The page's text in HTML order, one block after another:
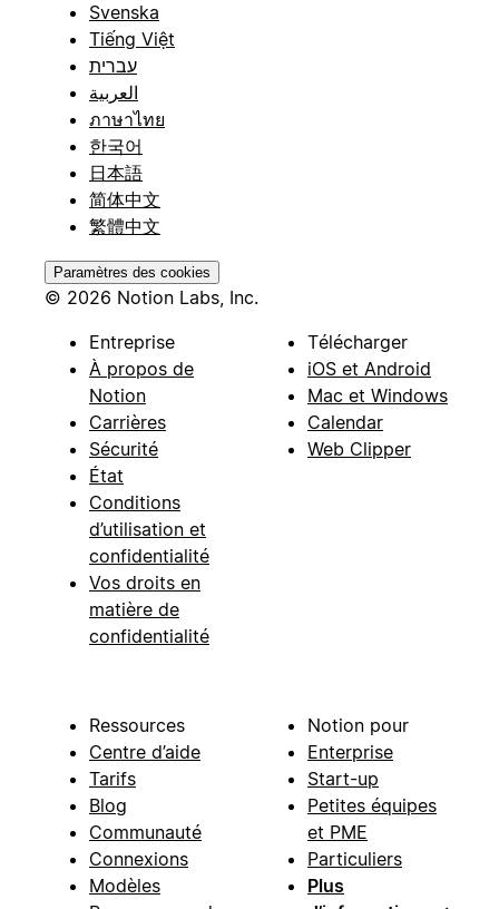
Svenska
Tiếng Việt
עברית
العربية
ภาษาไทย
한국어
日本語
简体中文
繁體中文
Paramètres des cookies
© 2026 Notion Labs, Inc.
Entreprise
À propos de
Notion
Carrières
Sécurité
État
Conditions
d’utilisation et
confidentialité
Vos droits en
matière de
confidentialité
Télécharger
iOS et Android
Mac et Windows
Calendar
Web Clipper
Ressources
Centre d’aide
Tarifs
Blog
Communauté
Connexions
Modèles
Notion pour
Enterprise
Start-up
Petites équipes
et PME
Particuliers
Plus